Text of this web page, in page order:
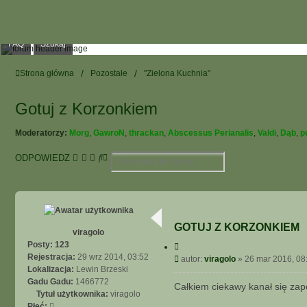
FAQ Szukaj
Strona główna Pozostałe "Zielona Kuchnia"
Gotuj z Korzonkiem
Moderatorzy: Morg, GawroN , thrackan, Abscessus Perianalis, Valdi, Dąb,
ODPOWIEDZ
S
k
a
W
Z
U
A
N
I
E
viragolo
Posty: 123
Rejestracja: 29 wrz 2014, 03:52
Lokalizacja: Lewin Brzeski
Gadu Gadu: 1466772
Tytuł użytkownika: viragolo
GOTUJ Z KORZONKIEM
u
j
P
o
s
autor: viragolo » 26 mar 2016,
Całkiem ciekawy kanał się